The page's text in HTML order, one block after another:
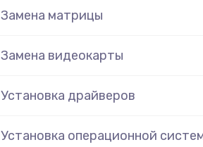
Замена матрицы
Замена видеокарты
Установка драйверов
Установка операционной